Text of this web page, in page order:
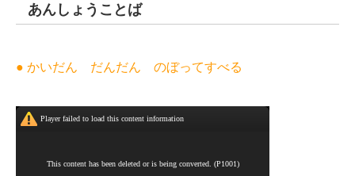
あんしょうことば
● かいだん だんだん のぼってすべる